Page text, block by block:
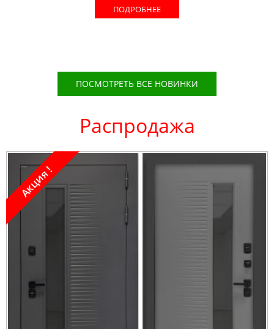
ПОДРОБНЕЕ
ПОСМОТРЕТЬ ВСЕ НОВИНКИ
Распродажа
Акция !